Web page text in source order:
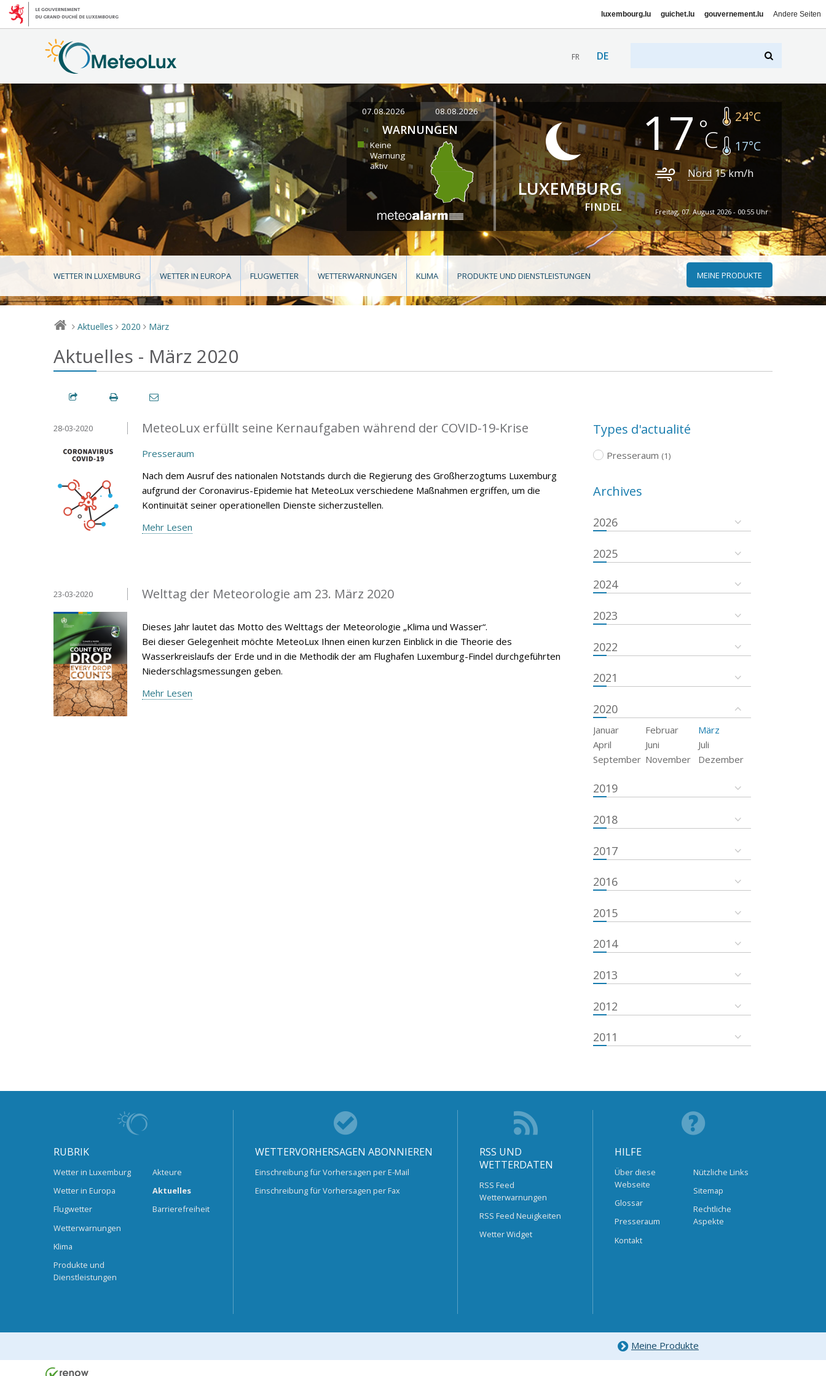
luxembourg.lu guichet.lu gouvernement.lu Andere Seiten
FR DE
07.08.2026 08.08.2026
WARNUNGEN
Keine
Warnung
aktiv
LUXEMBURG
FINDEL
17 24°C
17°C
Nord 15km/h
Freitag, 07. August 2026 - 00:55 Uhr
WETTER IN LUXEMBURG WETTER IN EUROPA FLUGWETTER WETTERWARNUNGEN KLIMA PRODUKTE UND DIENSTLEISTUNGEN MEINE PRODUKTE
> Aktuelles > 2020 > März
Aktuelles - März 2020
MeteoLux erfüllt seine Kernaufgaben während der COVID-19-Krise
28-03-2020
Presseraum
Nach dem Ausruf des nationalen Notstands durch die Regierung des Großherzogtums Luxemburg
aufgrund der Coronavirus-Epidemie hat MeteoLux verschiedene Maßnahmen ergriffen, um die
Kontinuität seiner operationellen Dienste sicherzustellen.
Mehr Lesen
Welttag der Meteorologie am 23. März 2020
23-03-2020
Dieses Jahr lautet das Motto des Welttags der Meteorologie „Klima und Wasser“.
Bei dieser Gelegenheit möchte MeteoLux Ihnen einen kurzen Einblick in die Theorie des
Wasserkreislaufs der Erde und in die Methodik der am Flughafen Luxemburg-Findel durchgeführten
Niederschlagsmessungen geben.
Mehr Lesen
Types d'actualité
Presseraum (1)
Archives
2026
2025
2024
2023
2022
2021
2020
Januar Februar
März
April
Juni
Juli
September November Dezember
2019
2018
2017
2016
2015
2014
2013
2012
2011
RUBRIK
Wetter in Luxemburg
Wetter in Europa
Flugwetter
Wetterwarnungen
Klima
Produkte und
Dienstleistungen
Akteure
Aktuelles
Barrierefreiheit
WETTERVORHERSAGEN ABONNIEREN
Einschreibung für Vorhersagen per E-Mail
Einschreibung für Vorhersagen per Fax
RSS UND
WETTERDATEN
RSS Feed
Wetterwarnungen
RSS Feed Neuigkeiten
Wetter Widget
HILFE
Über diese
Webseite
Glossar
Presseraum
Kontakt
Nützliche Links
Sitemap
Rechtliche
Aspekte
Meine Produkte